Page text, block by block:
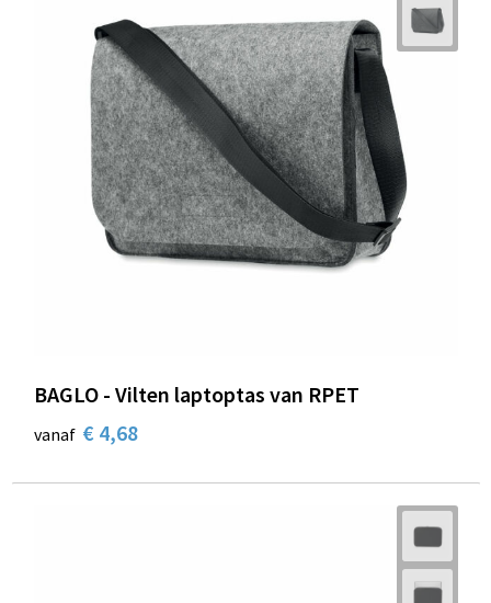
BAGLO - Vilten laptoptas van RPET
vanaf € 4,68